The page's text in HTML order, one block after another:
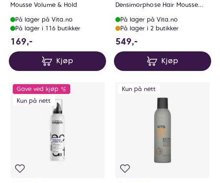
Mousse Volume & Hold
På lager på Vita.no
På lager i 116 butikker
169,-
Kjøp
Densimorphose Hair Mousse
På lager på Vita.no
På lager i 2 butikker
549,-
Kjøp
Gave ved kjøp 🫧
Kun på nett
Kun på nett